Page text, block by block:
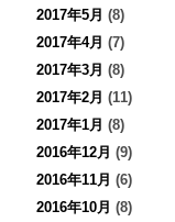
2017年5月 (8)
2017年4月 (7)
2017年3月 (8)
2017年2月 (11)
2017年1月 (8)
2016年12月 (9)
2016年11月 (6)
2016年10月 (8)